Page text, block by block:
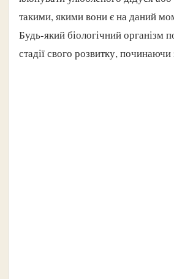
такими, якими вони є на даний
Будь-який біологічний організм
стадії свого розвитку, починаючи